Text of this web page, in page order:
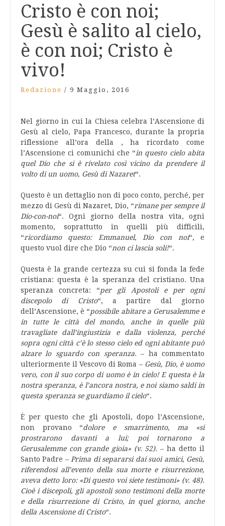
Cristo è con noi;
Gesù è salito al cielo,
è con noi; Cristo è
vivo!
Redazione / 9 Maggio, 2016
Nel giorno in cui la Chiesa celebra l’Ascensione di
Gesù al cielo, Papa Francesco, durante la propria
riflessione all’ora della , ha ricordato come
l’Ascensione ci comunichi che “in questo cielo abita
quel Dio che si è rivelato così vicino da prendere il
volto di un uomo, Gesù di Nazaret“.
Questo è un dettaglio non di poco conto, perché, per
mezzo di Gesù di Nazaret, Dio, “rimane per sempre il
Dio-con-noi“. Ogni giorno della nostra vita, ogni
momento, soprattutto in quelli più difficili,
“ricordiamo questo: Emmanuel, Dio con noi“, e
questo vuol dire che Dio “non ci lascia soli!“.
Questa è la grande certezza su cui si fonda la fede
cristiana: questa è la speranza del cristiano. Una
speranza concreta: “per gli Apostoli e per ogni
discepolo di Cristo“, a partire dal giorno
dell’Ascensione, è “possibile abitare a Gerusalemme e
in tutte le città del mondo, anche in quelle più
travagliate dall’ingiustizia e dalla violenza, perché
sopra ogni città c’è lo stesso cielo ed ogni abitante può
alzare lo sguardo con speranza. – ha commentato
ulteriormente il Vescovo di Roma –Gesù, Dio, è uomo
vero, con il suo corpo di uomo è in cielo! E questa è la
nostra speranza, è l’ancora nostra, e noi siamo saldi in
questa speranza se guardiamo il cielo“.
È per questo che gli Apostoli, dopo l’Ascensione,
non provano “dolore e smarrimento, ma «si
prostrarono davanti a lui; poi tornarono a
Gerusalemme con grande gioia» (v. 52). – ha detto il
Santo Padre – Prima di separarsi dai suoi amici, Gesù,
riferendosi all’evento della sua morte e risurrezione,
aveva detto loro: «Di questo voi siete testimoni» (v. 48).
Cioè i discepoli, gli apostoli sono testimoni della morte
e della risurrezione di Cristo, in quel giorno, anche
della Ascensione di Cristo“.